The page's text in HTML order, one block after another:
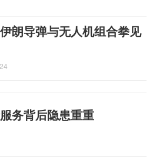
朗导弹与无人机组合拳见
务背后隐患重重